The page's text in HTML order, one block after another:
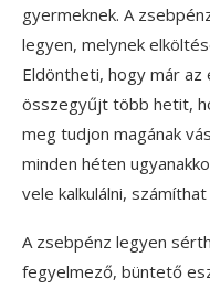
gyermeknek. A
legyen, melynek
Eldöntheti, hogy már
összegyűjt több hetit,
meg tudjon magának
minden héten
vele kalkulálni, számíthat
A zsebpénz legyen
fegyelmező, büntető